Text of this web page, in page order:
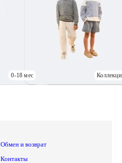
0-18 мес
Обмен и возврат
Контакты